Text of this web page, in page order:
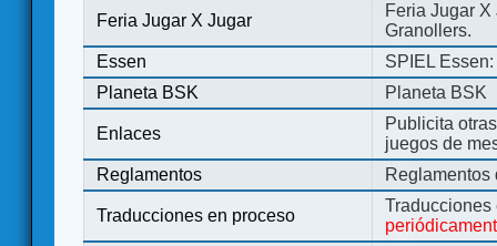
Feria Jugar X Jugar
Feria Jugar
Granollers.
Essen
SPIEL
Planeta BSK
Planeta BSK
Enlaces
Publicita
juegos de
Reglamentos
Reglamentos
Traducciones en proceso